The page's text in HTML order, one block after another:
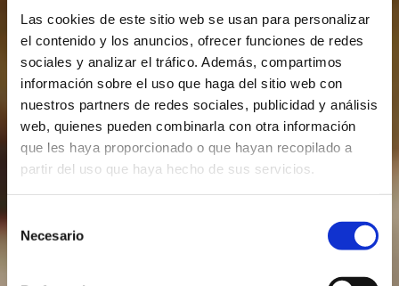
Las cookies de este sitio web se usan para personalizar
el contenido y los anuncios, ofrecer funciones de redes
sociales y analizar el tráfico. Además, compartimos
información sobre el uso que haga del sitio web con
nuestros partners de redes sociales, publicidad y análisis
web, quienes pueden combinarla con otra información
que les haya proporcionado o que hayan recopilado a
partir del uso que haya hecho de sus servicios.
Selección
Necesario